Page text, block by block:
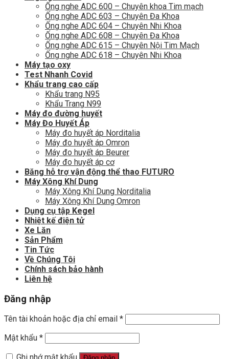
Ống nghe ADC 600 – Chuyên khoa Tim mạch
Ống nghe ADC 603 – Chuyên Đa Khoa
Ống nghe ADC 604 – Chuyên Nhi Khoa
Ống nghe ADC 608 – Chuyên Đa Khoa
Ống nghe ADC 615 – Chuyên Nội Tim Mạch
Ống nghe ADC 618 – Chuyên Nhi Khoa
Máy tạo oxy
Test Nhanh Covid
Khẩu trang cao cấp
Khẩu trang N95
Khẩu Trang N99
Máy đo đường huyết
Máy Đo Huyết Áp
Máy đo huyết áp Norditalia
Máy đo huyết áp Omron
Máy đo huyết áp Beurer
Máy đo huyết áp cơ
Băng hỗ trợ vận động thể thao FUTURO
Máy Xông Khí Dung
Máy Xông Khí Dung Norditalia
Máy Xông Khí Dung Omron
Dụng cụ tập Kegel
Nhiệt kế điện tử
Xe Lăn
Sản Phẩm
Tin Tức
Về Chúng Tôi
Chính sách bảo hành
Liên hệ
Đăng nhập
Tên tài khoản hoặc địa chỉ email *
Mật khẩu *